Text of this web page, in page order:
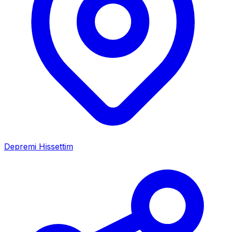
Depremi Hissettim